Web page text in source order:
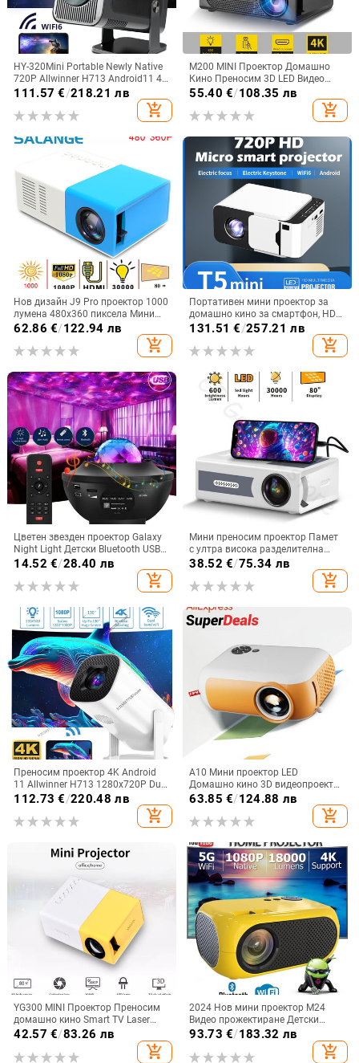
HY-320Mini Portable Newly Native
720P Allwinner H713 Android11 4K
проектор 320ANSI Wifi6 BT5.0
Въртящ се проектор за кино на
открито
111.57 €/218.21 лв
add_shopping_cart
M200 MINI Проектор Домашно
Кино Преносим 3D LED Видео
Проектори Игра Лазерен
Прожектор 4K 1080P Чрез HD
Порт Smart TV BOX
55.40 €/108.35 лв
add_shopping_cart
Нов дизайн J9 Pro проектор 1000
лумена 480x360 пиксела Мини
LED проектор Домашен медиен
смартфон
62.86 €/122.94 лв
add_shopping_cart
Портативен мини проектор за
домашно кино за смартфон, HD
прожекция, модел T5mini Android
131.51 €/257.21 лв
add_shopping_cart
Цветен звезден проектор Galaxy
Night Light Детски Bluetooth USB
музикален плейър Star NightLight
Романтичен проектор Нощна
лампа Подарък
14.52 €/28.40 лв
add_shopping_cart
Мини преносим проектор Памет
с ултра висока разделителна
способност, съвместима с HDMI
USB и SD Проекция на филми на
открито за домашно кино
38.52 €/75.34 лв
add_shopping_cart
Преносим проектор 4K Android
11 Allwinner H713 1280x720P Dual
Wifi6 200Ansi LED видео
Домашно кино Проектор на
открито MovieTheater
112.73 €/220.48 лв
add_shopping_cart
A10 Мини проектор LED
Домашно кино 3D видеопроектор
Медиен плейър Детско кино
Подарък Съвместим с USB Smart
TV BOX 1080P HD филм
63.85 €/124.88 лв
add_shopping_cart
YG300 MINI Проектор Преносим
домашно кино Smart TV Laser
Beamer 3D Cinema LED
видеопроектор за 1920X1080
филм чрез HD порт
42.57 €/83.26 лв
add_shopping_cart
2024 Нов мини проектор M24
Видео прожектиране Детски
подаръци LED Преносим
домашен проектор Съвместим
HDMI USB 640*480P Поддържа
93.73 €/183.32 лв
add_shopping_cart